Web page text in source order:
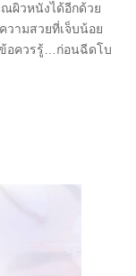
ณผิวหนังได้อีกด้วย
วามสวยที่เจ็บน้อย
อควรรู้…ก่อนฉีดโบ